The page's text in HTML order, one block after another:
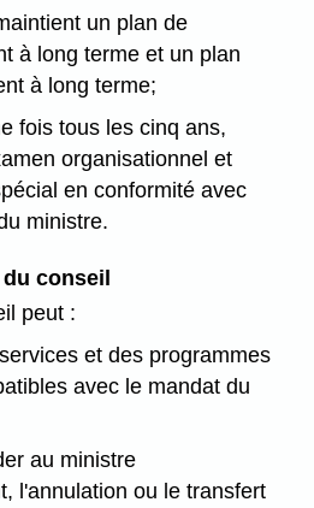
un plan de
à long terme et un plan
à long terme;
fois tous les cinq ans,
organisationnel et
en conformité avec
ministre.
conseil
peut :
et des programmes
avec le mandat du
au ministre
l'annulation ou le transfert